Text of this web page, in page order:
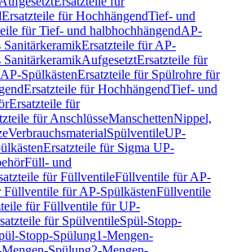
Ersatzteile für HochhängendTief- und
für Tief- und halbhochhängendAP-
SanitärkeramikErsatzteile für AP-
SanitärkeramikAufgesetztErsatzteile für
SpülkästenErsatzteile für Spülrohre für
Ersatzteile für HochhängendTief- und
Ersatzteile für
für AnschlüsseManschettenNippel,
VerbrauchsmaterialSpülventileUP-
Ersatzteile für Sigma UP-
Füll- und
für FüllventileFüllventile für AP-
Füllventile für AP-SpülkästenFüllventile
für Füllventile für UP-
für SpülventileSpül-Stopp-
Stopp-Spülung1-Mengen-